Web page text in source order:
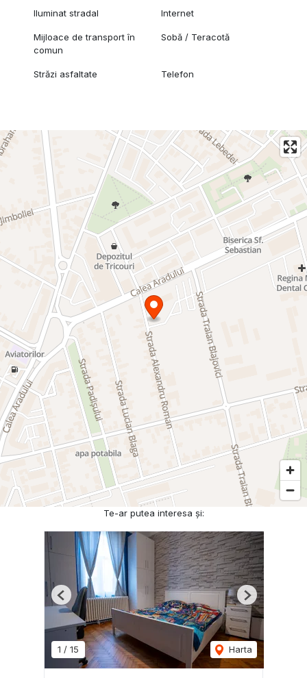
Iluminat stradal Internet
Mijloace de transport în
comun
Sobă / Teracotă
Străzi asfaltate Telefon
Te-ar putea interesa și:
1 / 15 Harta
Previous Next